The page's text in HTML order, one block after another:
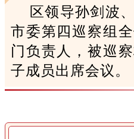
区领导孙剑波
市委第四巡察组
门负责人，被巡
子成员出席会议。